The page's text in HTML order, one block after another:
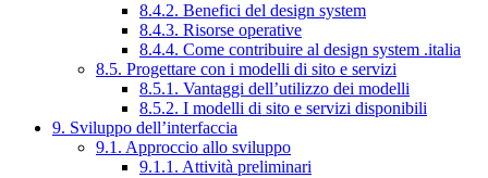
8.4.2. Benefici del design system
8.4.3. Risorse operative
8.4.4. Come contribuire al design system .italia
8.5. Progettare con i modelli di sito e servizi
8.5.1. Vantaggi dell’utilizzo dei modelli
8.5.2. I modelli di sito e servizi disponibili
9. Sviluppo dell’interfaccia
9.1. Approccio allo sviluppo
9.1.1. Attività preliminari